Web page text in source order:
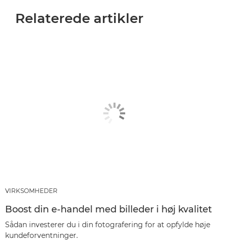
Relaterede artikler
VIRKSOMHEDER
Boost din e-handel med billeder i høj kvalitet
Sådan investerer du i din fotografering for at opfylde høje
kundeforventninger.